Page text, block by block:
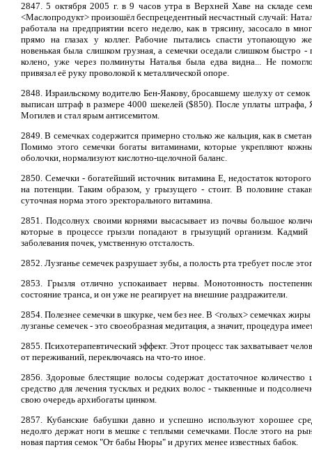
2847. 5 октября 2005 г. в 9 часов утра в Верхней Хаве на складе
<Маслопродукт> произошёл беспрецедентный несчастный случай:
работала на предприятии всего неделю, как в трясину, засосало в
прямо на глазах у коллег. Рабочие пытались спасти утопающую
новенькая была слишком грузная, а семечки оседали слишком быстро
колено, уже через полминуты Наталья была едва видна... Не
привязал её руку проволокой к металлической опоре.
2848. Израильскому водителю Бен-Яакову, бросавшему шелуху от
выписан штраф в размере 4000 шекелей ($850). После уплаты штрафа,
Могилев и стал ярым антисемитом.
2849. В семечках содержится примерно столько же кальция, как в
Помимо этого семечки богаты витаминами, которые укрепляют
оболочки, нормализуют кислотно-щелочной баланс.
2850. Семечки - богатейший источник витамина Е, недостаток которого
на потенции. Таким образом, у грызущего - стоит. В половине
суточная норма этого эректорального витамина.
2851. Подсолнух своими корнями высасывает из почвы большое
которые в процессе грызли попадают в грызущий организм. Кадмий
заболевания почек, умственную отсталость.
2852. Лузганье семечек разрушает зубы, а полость рта требует после
2853. Грызля отлично успокаивает нервы. Монотонность
состояние транса, и он уже не реагирует на внешние раздражители.
2854. Полезнее семечки в шкурке, чем без нее. В <голых> семечках
лузганье семечек - это своеобразная медитация, а значит, процедура
2855. Психотерапевтический эффект. Этот процесс так захватывает
от переживаний, переключаясь на что-то иное.
2856. Здоровые блестящие волосы содержат достаточное количество
средство для лечения тусклых и редких волос - тыквенные и
свою очередь архибогаты цинком.
2857. Кубанские бабушки давно и успешно используют хорошее
недолго держат ноги в мешке с теплыми семечками. После этого на
новая партия семок "От бабы Нюры" и других менее известных бабок.